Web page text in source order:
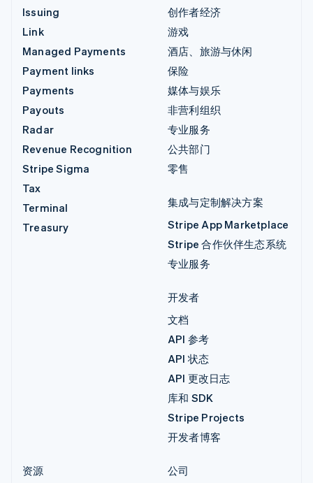
Issuing
Link
Managed Payments
Payment links
Payments
Payouts
Radar
Revenue Recognition
Stripe Sigma
Tax
Terminal
Treasury
创作者经济
游戏
酒店、旅游与休闲
保险
媒体与娱乐
非营利组织
专业服务
公共部门
零售
集成与定制解决方案
Stripe App Marketplace
Stripe 合作伙伴生态系统
专业服务
开发者
文档
API 参考
API 状态
API 更改日志
库和 SDK
Stripe Projects
开发者博客
资源
公司